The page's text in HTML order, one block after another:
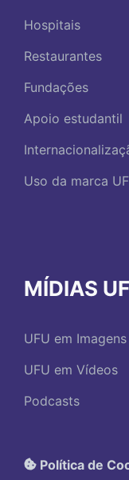
Hospitais
Restaurantes
Fundações
Apoio estudantil
Uso da marca
MÍDIAS
UFU em Imagens
UFU em Vídeos
Podcasts
Política de